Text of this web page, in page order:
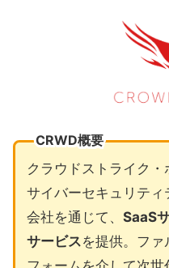
CRWD概要
クラウドストライク
サイバーセキュリテ
会社を通じて、 SaaS
サービスを提供。フ